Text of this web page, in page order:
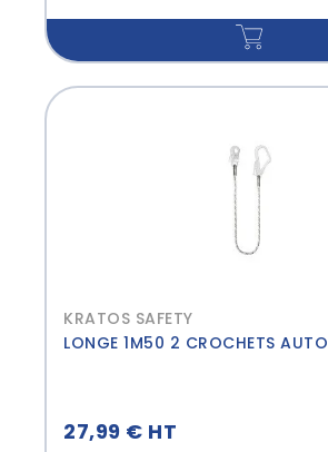
KRATOS SAFETY
LONGE 1M50 2 CROCHETS AUTO
27,99 € HT